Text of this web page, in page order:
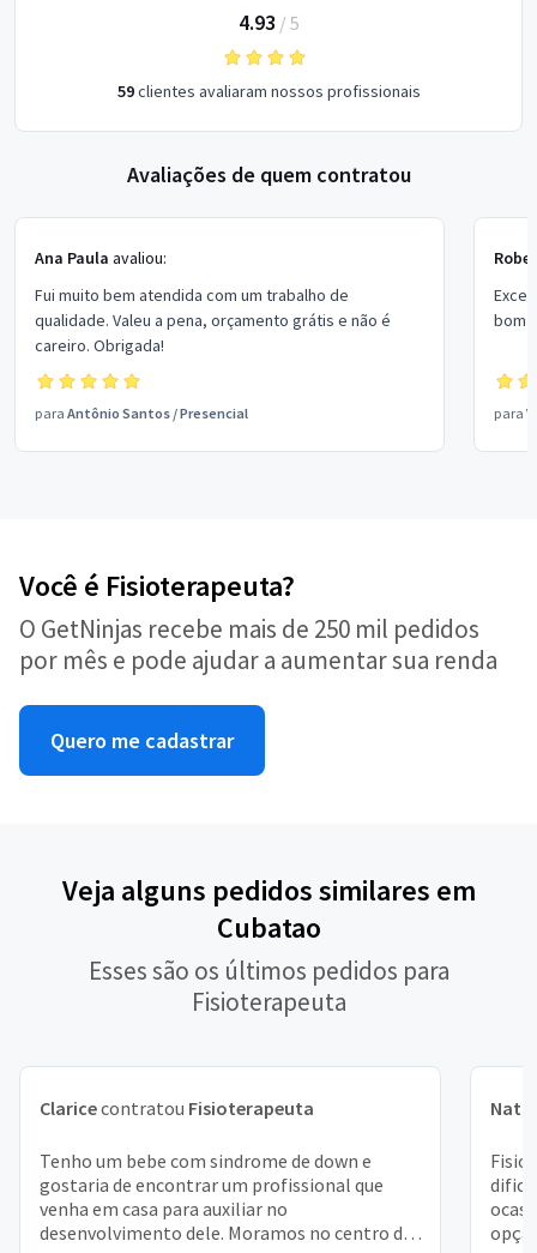
4.93 / 5
59clientes avaliaram nossos profissionais
Avaliações de quem contratou
Ana Paula avaliou:
Fui muito bem atendida com um trabalho de
qualidade. Valeu a pena, orçamento grátis e não é
careiro. Obrigada!
para Antônio Santos /Presencial
bom
para
Você é Fisioterapeuta?
O GetNinjas recebe mais de 250 mil pedidos
por mês e pode ajudar a aumentar sua renda
Quero me cadastrar
Veja alguns pedidos similares em
Cubatao
Esses são os últimos pedidos para
Fisioterapeuta
Claricecontratou Fisioterapeuta
Tenho um bebe com sindrome de down e
gostaria de encontrar um profissional que
venha em casa para auxiliar no
desenvolvimento dele. Moramos no centro de